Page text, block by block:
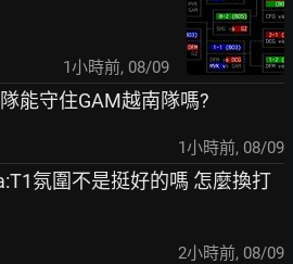
1小時前, 08/09
能守住GAM越南隊嗎?
1小時前, 08/09
氛圍不是挺好的嗎 怎麼換打
2小時前, 08/09